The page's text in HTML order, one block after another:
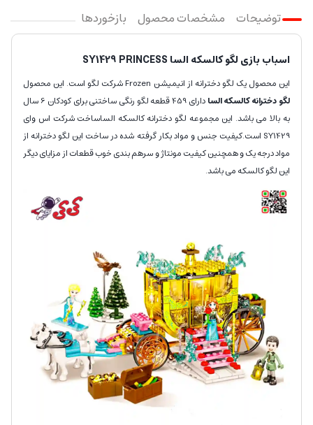
توضیحات مشخصات محصول بازخوردها
اسباب بازی لگو کالسکه السا SY1429 PRINCESS
این محصول یک لگو دخترانه از انیمیشن Frozen شرکت لگو است. این محصول
لگو دخترانه کالسکه السا
دارای 459 قطعه لگو رنگی ساختنی برای کودکان 6 سال
به بالا می باشد. این مجموعه لگو دخترانه کالسکه الساساخت شرکت اس وای
SY1429 است.کیفیت جنس و مواد بکار گرفته شده در ساخت این لگو دخترانه از
مواد درجه یک و همچنین کیفیت مونتاژ و سرهم بندی خوب قطعات از مزایای دیگر
این لگو کالسکه می باشد.